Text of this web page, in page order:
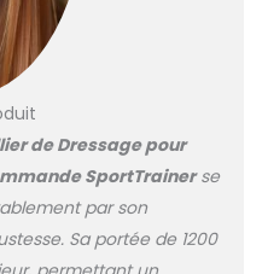
choisir entre un
dressage par
vibrations ou signal
sonore pour une
formation adaptée
au caractère de
votre chien
RECHARGEABLE /
JUSQU’À 70 H
D'AUTONOMIE : Le
de Dressage pour
SportTrainerse
par son
Sa portée de 1200